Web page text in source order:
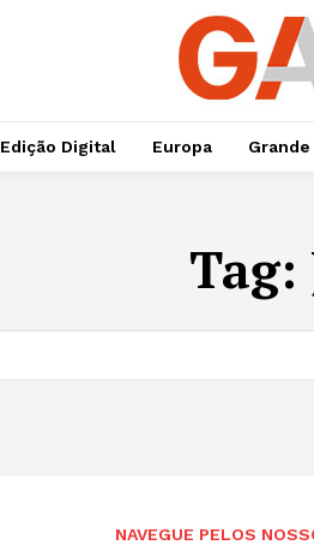
Edição Digital Europa
Tag:
NAVEGUE PELOS